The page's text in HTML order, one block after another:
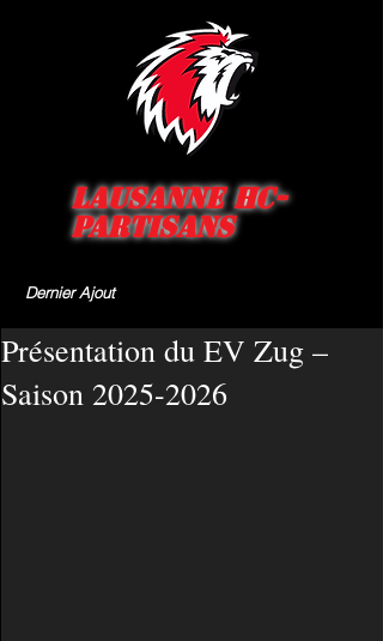
Lausanne HC-
Partisans
Dernier Ajout
Présentation du EV Zug –
Saison 2025-2026